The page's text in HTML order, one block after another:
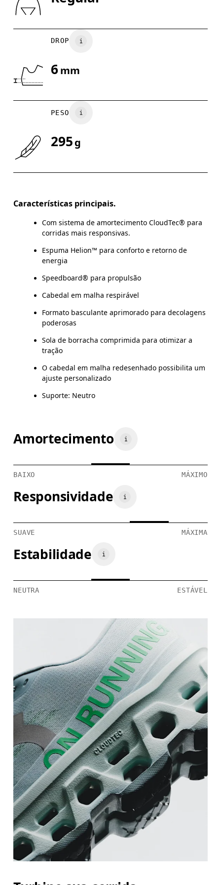
Arraste na horizontal para ver mais
DROP
6mm
PESO
295g
Características principais.
Com sistema de amortecimento CloudTec® para
corridas mais responsivas.
Espuma Helion™ para conforto e retorno de
energia
Speedboard® para propulsão
Cabedal em malha respirável
Formato basculante aprimorado para decolagens
poderosas
Sola de borracha comprimida para otimizar a
tração
O cabedal em malha redesenhado possibilita um
ajuste personalizado
Suporte: Neutro
Amortecimento
BAIXO MÁXIMO
Responsividade
SUAVE MÁXIMA
Estabilidade
NEUTRA ESTÁVEL